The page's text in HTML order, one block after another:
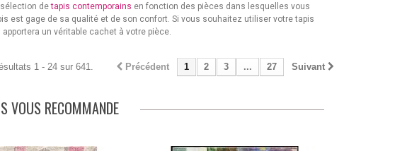
sélection detapis contemporains en fonction des pièces dans lesquelles vous
est gage de sa qualité et de son confort. Si vous souhaitez utiliser votre tapis
apportera un véritable cachet à votre pièce.
Précédent 1 2 3 ... 27 Suivant
1 - 24 sur 641.
VOUS RECOMMANDE